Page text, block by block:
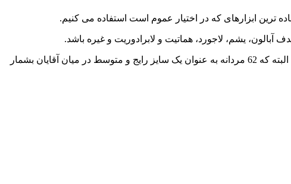
ترین ابزارهای که در اختیار عموم است استفاده می کنیم.
یشم، لاجورد، هماتیت و لابرادوریت و غیره باشد.
سایز رکاب 62 مردانه با قطر داخل به داخل 22 میلیمتر است. این قطر بعضا با توجه به فرم انگشت گاهی 63 مردانه نیز پاسخگو است. البته که 62 مردانه به عنوان یک سایز رایج و متوسط در میان آقایان بشمار